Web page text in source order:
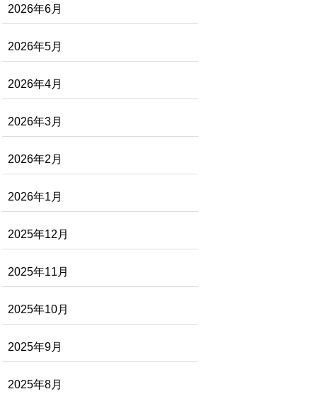
2026年6月
2026年5月
2026年4月
2026年3月
2026年2月
2026年1月
2025年12月
2025年11月
2025年10月
2025年9月
2025年8月